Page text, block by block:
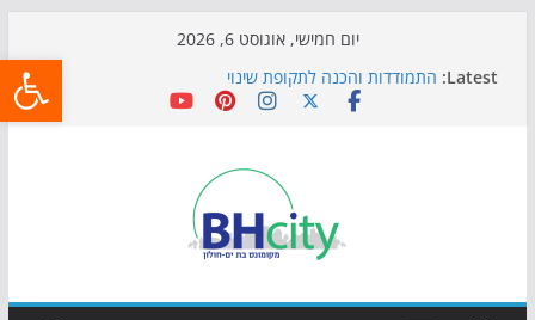
יום חמישי, אוגוסט 6, 2026
Latest: התמודדות והכנה לתקופת שינוי
אי ההרפתקאות ממשיך לכבוש את הגינות: מאות משפחות
כדורגל באווירה מיוחדת: הקרנת גמר המונדיאל בטרמינל
הקיץ של בני הנוער בבת־ים: חוף הריביירה הופך למרחב
בטוח בשעות הערב